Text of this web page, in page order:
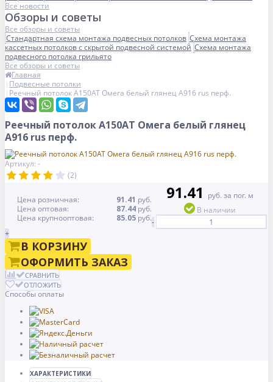
Все новости
Обзоры и советы
Все обзоры и советы
Стандартная схема монтажа подвесных потолков Схема монтажа
кассетных потолков с скрытой подвесной системой Схема монтажа
подвесного потолка грильято
Все обзоры и советы
Главная
Подвесные потолки
Реечный потолок A150AT Омега белый глянец А916 rus перф.
Реечный потолок A150AT Омега белый глянец
А916 rus перф.
Артикул: -
(2)
Цена розничная: 91.41 руб.
Цена оптовая:
87.44 руб.
Цена крупнооптовая:
85.05 руб.
91.41
руб. за пог. м
В наличии
-
+
В КОРЗИНУ
ОФОРМИТЬ ЗАКАЗ
СРАВНИТЬ
ОТЛОЖИТЬ
Способы оплаты
ХАРАКТЕРИСТИКИ